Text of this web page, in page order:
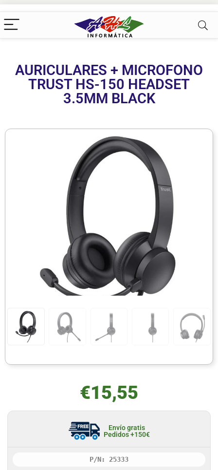
AURICULARES + MICROFONO
TRUST HS-150 HEADSET
3.5MM BLACK
€15,55
Envío gratis
Pedidos +150€
P/N: 25333